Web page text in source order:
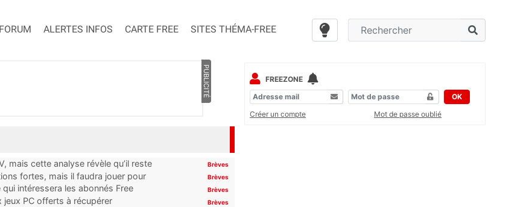
FORUM ALERTES INFOS CARTE FREE SITES THÉMA-FREE
PUBLICITÉ
mais cette analyse révèle qu’il reste
Brèves
fortes, mais il faudra jouer pour
Brèves
intéressera les abonnés Free
Brèves
jeux PC offerts à récupérer Brèves
FREEZONE
OK
Créer un compte
Mot de passe oublié